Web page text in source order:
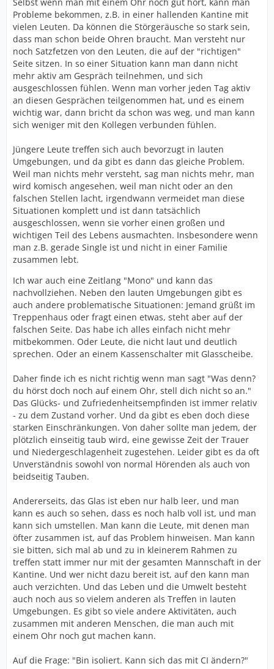
Probleme bekommen, z.B. in einer hallenden Kantine mit
vielen Leuten. Da können die Störgeräusche so stark sein,
dass man schon beide Ohren braucht. Man versteht nur
noch Satzfetzen von den Leuten, die auf der "richtigen"
Seite sitzen. In so einer Situation kann man dann nicht
mehr aktiv am Gespräch teilnehmen, und sich
ausgeschlossen fühlen. Wenn man vorher jeden Tag aktiv
an diesen Gesprächen teilgenommen hat, und es einem
wichtig war, dann bricht da schon was weg, und man kann
sich weniger mit den Kollegen verbunden fühlen.
Jüngere Leute treffen sich auch bevorzugt in lauten
Umgebungen, und da gibt es dann das gleiche Problem.
Weil man nichts mehr versteht, sag man nichts mehr, man
wird komisch angesehen, weil man nicht oder an den
falschen Stellen lacht, irgendwann vermeidet man diese
Situationen komplett und ist dann tatsächlich
ausgeschlossen, wenn sie vorher einen großen und
wichtigen Teil des Lebens ausmachten. Insbesondere wenn
man z.B. gerade Single ist und nicht in einer Familie
zusammen lebt.
Ich war auch eine Zeitlang "Mono" und kann das
nachvollziehen. Neben den lauten Umgebungen gibt es
auch andere problematische Situationen: Jemand grüßt im
Treppenhaus oder fragt einen etwas, steht aber auf der
falschen Seite. Das habe ich alles einfach nicht mehr
mitbekommen. Oder Leute, die nicht laut und deutlich
sprechen. Oder an einem Kassenschalter mit Glasscheibe.
Daher finde ich es nicht richtig wenn man sagt "Was denn?
du hörst doch noch auf einem Ohr, stell dich nicht so an."
Das Glücks- und Zufriedenheitsempfinden ist immer relativ
- zu dem Zustand vorher. Und da gibt es eben doch diese
starken Einschränkungen. Von daher sollte man jedem, der
plötzlich einseitig taub wird, eine gewisse Zeit der Trauer
und Niedergeschlagenheit zugestehen. Leider gibt es da oft
Unverständnis sowohl von normal Hörenden als auch von
beidseitig Tauben.
Andererseits, das Glas ist eben nur halb leer, und man
kann es auch so sehen, dass es noch halb voll ist, und man
kann sich umstellen. Man kann die Leute, mit denen man
öfter zusammen ist, auf das Problem hinweisen. Man kann
sie bitten, sich mal ab und zu in kleinerem Rahmen zu
treffen statt immer nur mit der gesamten Mannschaft in der
Kantine. Und wer nicht dazu bereit ist, auf den kann man
auch verzichten. Und das Leben und die Umwelt besteht
auch noch aus so vielem anderen als Treffen in lauten
Umgebungen. Es gibt so viele andere Aktivitäten, auch
zusammen mit anderen Menschen, die man auch mit
einem Ohr noch gut machen kann.
Auf die Frage: "Bin isoliert. Kann sich das mit CI ändern?"